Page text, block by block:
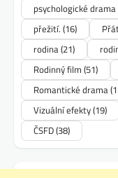
psychologické drama
přežití. (16)
rodina(21)
Rodinný film (51)
Romantické drama
Vizuální efekty(19)
ČSFD(38)